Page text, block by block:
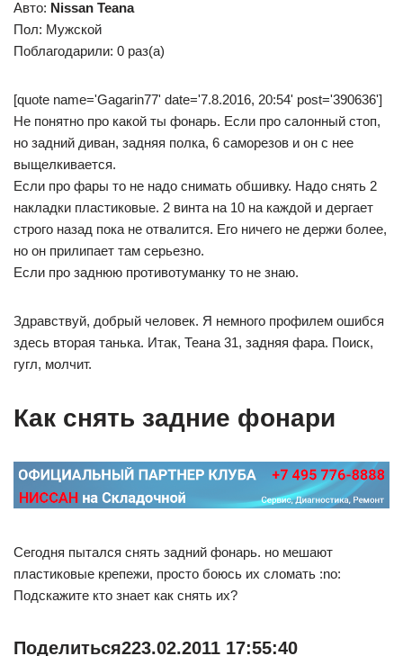
Авто: Nissan Teana
Пол: Мужской
Поблагодарили: 0 раз(а)
[quote name='Gagarin77' date='7.8.2016, 20:54' post='390636']
Не понятно про какой ты фонарь. Если про салонный стоп,
но задний диван, задняя полка, 6 саморезов и он с нее
выщелкивается.
Если про фары то не надо снимать обшивку. Надо снять 2
накладки пластиковые. 2 винта на 10 на каждой и дергает
строго назад пока не отвалится. Его ничего не держи более,
но он прилипает там серьезно.
Если про заднюю противотуманку то не знаю.
Здравствуй, добрый человек. Я немного профилем ошибся
здесь вторая танька. Итак, Теана 31, задняя фара. Поиск,
гугл, молчит.
Как снять задние фонари
Сегодня пытался снять задний фонарь. но мешают
пластиковые крепежи, просто боюсь их сломать :no:
Подскажите кто знает как снять их?
Поделиться223.02.2011 17:55:40